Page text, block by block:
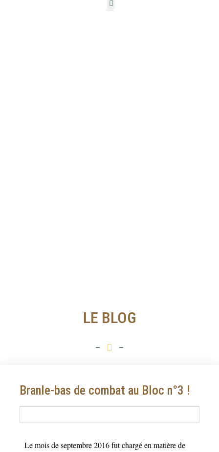
LE BLOG
Branle-bas de combat au Bloc n°3 !
Le mois de septembre 2016 fut chargé en matière de